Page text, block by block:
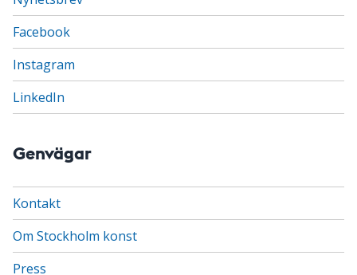
Facebook
Instagram
LinkedIn
Genvägar
Kontakt
Om Stockholm konst
Press